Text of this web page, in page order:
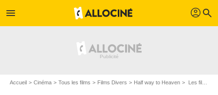
menu profil search
Accueil Cinéma Tous les films Films Divers Half way to Heaven Les films similaires à "Half way to Heaven"